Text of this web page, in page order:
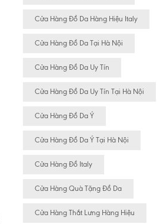
Cửa Hàng Đồ Da Hàng Hiệu Italy
Cửa Hàng Đồ Da Tại Hà Nội
Cửa Hàng Đồ Da Uy Tín
Cửa Hàng Đồ Da Uy Tín Tại Hà Nội
Cửa Hàng Đồ Da Ý
Cửa Hàng Đồ Da Ý Tại Hà Nội
Cửa Hàng Đồ Italy
Cửa Hàng Quà Tặng Đồ Da
Cửa Hàng Thắt Lưng Hàng Hiệu